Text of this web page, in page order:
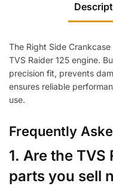
The Right Side
TVS Raider 125 engine.
precision fit, prevents
ensures reliable
use.
Frequently
1. Are the TVS
parts you sell